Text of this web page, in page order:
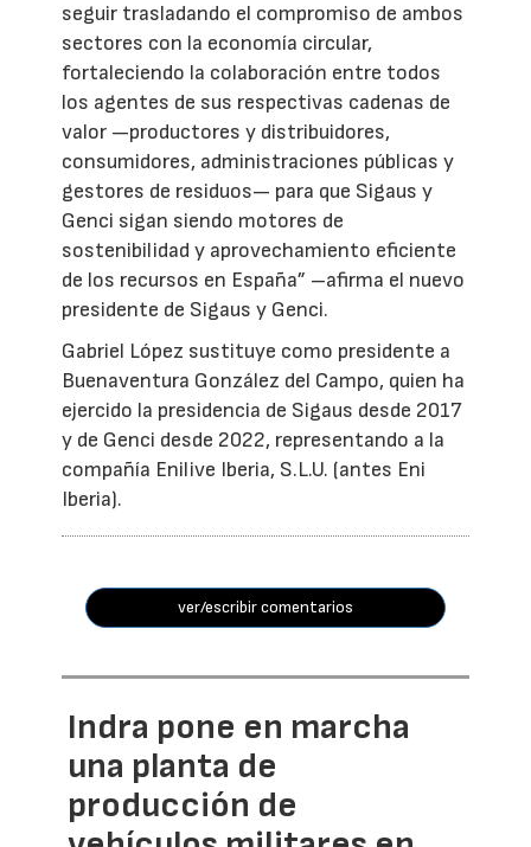
seguir trasladando el compromiso de ambos
sectores con la economía circular,
fortaleciendo la colaboración entre todos
los agentes de sus respectivas cadenas de
valor —productores y distribuidores,
consumidores, administraciones públicas y
gestores de residuos— para que Sigaus y
Genci sigan siendo motores de
sostenibilidad y aprovechamiento eficiente
de los recursos en España” –afirma el nuevo
presidente de Sigaus y Genci.
Gabriel López sustituye como presidente a
Buenaventura González del Campo, quien ha
ejercido la presidencia de Sigaus desde 2017
y de Genci desde 2022, representando a la
compañía Enilive Iberia, S.L.U. (antes Eni
Iberia).
ver/escribir comentarios
Indra pone en marcha
una planta de
producción de